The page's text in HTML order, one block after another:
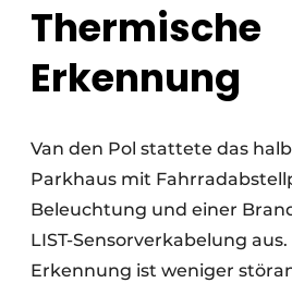
Thermische
Erkennung
Van den Pol stattete das
Parkhaus mit
Beleuchtung und einer
LIST-Sensorverkabelung
Erkennung ist weniger